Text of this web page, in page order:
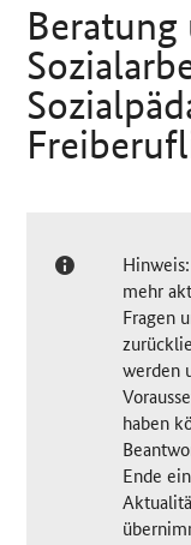
Beratung
mehr
Fragen
werden
haben
Ende